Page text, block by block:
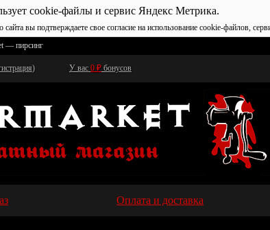
cookie-файлы и сервис Яндекс Метрика.
вы подтверждаете свое согласие на использование cookie-файлов,
— пирсинг
) У вас 0 ₽ бонусов
Оплата и доставка